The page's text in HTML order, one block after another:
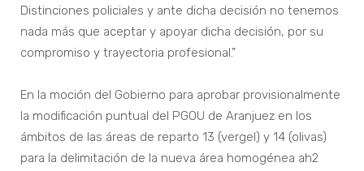
Distinciones policiales y ante dicha decisión no tenemos
nada más que aceptar y apoyar dicha decisión, por su
compromiso y trayectoria profesional.”
En la moción del Gobierno para aprobar provisionalmente
la modificación puntual del PGOU de Aranjuez en los
ámbitos de las áreas de reparto 13 (vergel) y 14 (olivas)
para la delimitación de la nueva área homogénea ah2